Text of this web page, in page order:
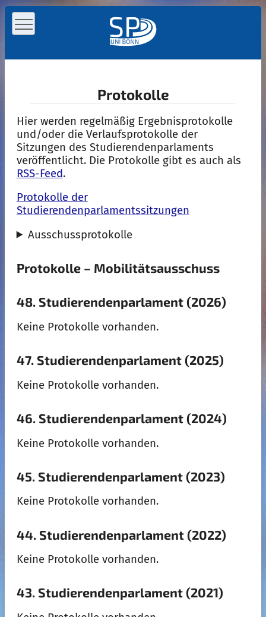
Protokolle
Hier werden regelmäßig Ergebnisprotokolle
und/oder die Verlaufsprotokolle der
Sitzungen des Studierendenparlaments
veröffentlicht. Die Protokolle gibt es auch als
RSS-Feed.
Protokolle der
Studierendenparlamentssitzungen
Ausschussprotokolle
Protokolle – Mobilitätsausschuss
48. Studierendenparlament (2026)
Keine Protokolle vorhanden.
47. Studierendenparlament (2025)
Keine Protokolle vorhanden.
46. Studierendenparlament (2024)
Keine Protokolle vorhanden.
45. Studierendenparlament (2023)
Keine Protokolle vorhanden.
44. Studierendenparlament (2022)
Keine Protokolle vorhanden.
43. Studierendenparlament (2021)